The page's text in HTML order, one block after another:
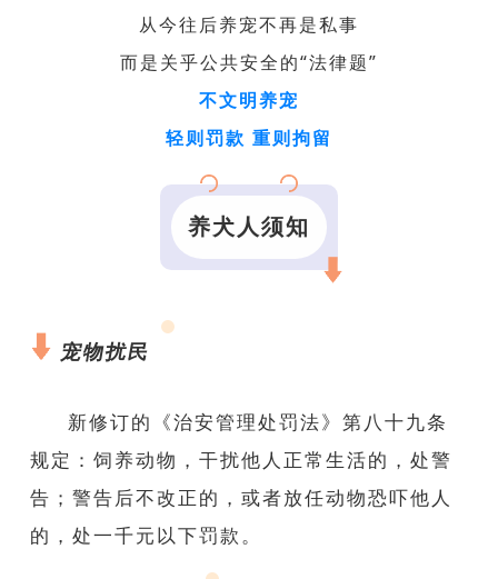
从今往后养宠不再是私事
而是关乎公共安全的“法律题”
不文明养宠
轻则罚款 重则拘留
养犬人须知
宠物扰民
新修订的《治安管理处罚法》第八十九条
规定：饲养动物， 干扰他人正常生活的，处警
告；警告后不改正的，或者放任动物恐吓他人
的，处一千元以下罚款。